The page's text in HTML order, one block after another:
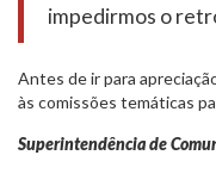
impedirmos o
Antes de ir para
às comissões temáticas
Superintendência de